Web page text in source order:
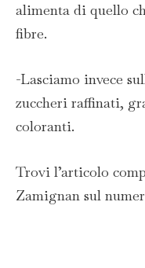
alimenta di quello
fibre.
-Lasciamo invece
zuccheri raffinati,
coloranti.
Trovi l’articolo
Zamignan sul